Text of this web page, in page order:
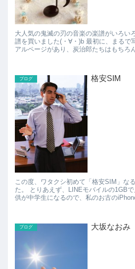
大人気の鬼滅の刃の音楽の楽譜がいろい
譜を買いました(・∀・)b 最初に、まるで写真集かのようなビジュ
アルページがあり、炭治郎たちはもちろん、
ブログ 格安SIM
この度、ワタクシ初めて「格安SIM」な
た。 とりあえず、LINEモバイルの1GBで月500円のプランを。 子
供が中学生になるので、私のお古の
ブログ 大坂なおみ